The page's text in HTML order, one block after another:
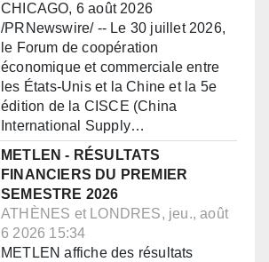
CHICAGO, 6 août 2026
/PRNewswire/ -- Le 30 juillet 2026,
le Forum de coopération
économique et commerciale entre
les États-Unis et la Chine et la 5e
édition de la CISCE (China
International Supply…
METLEN - RÉSULTATS
FINANCIERS DU PREMIER
SEMESTRE 2026
ATHÈNES et LONDRES, jeu., août
6 2026 15:34
METLEN affiche des résultats